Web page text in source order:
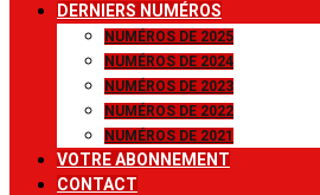
DERNIERS NUMÉROS
NUMÉROS DE 2025
NUMÉROS DE 2024
NUMÉROS DE 2023
NUMÉROS DE 2022
NUMÉROS DE 2021
VOTRE ABONNEMENT
CONTACT